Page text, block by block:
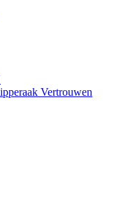
Vertrouwen